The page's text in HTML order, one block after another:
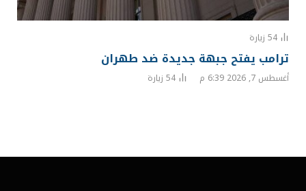
54 زيارة
ترامب يفتح جبهة جديدة ضد طهران
أغسطس 7, 2026 6:39 م 54 زيارة